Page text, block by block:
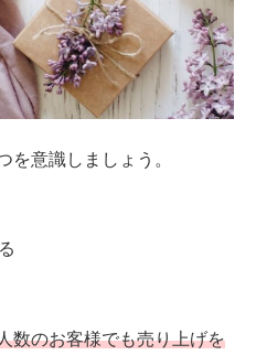
を意識しましょう。
数のお客様でも売り上げを